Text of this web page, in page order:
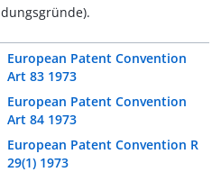
European Patent Convention
Art 83 1973
European Patent Convention
Art 84 1973
European Patent Convention R
29(1) 1973